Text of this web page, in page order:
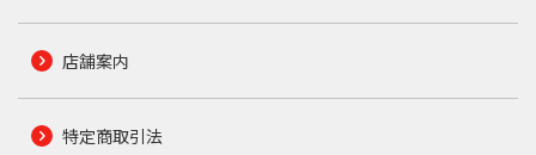
店舗案内
特定商取引法